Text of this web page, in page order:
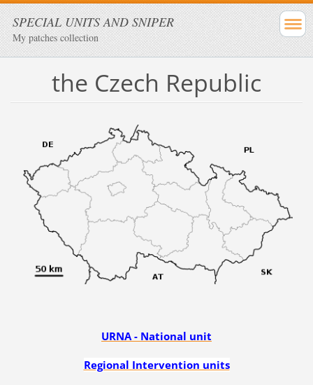
SPECIAL UNITS AND SNIPER
My patches collection
the Czech Republic
URNA - National unit
Regional Intervention units